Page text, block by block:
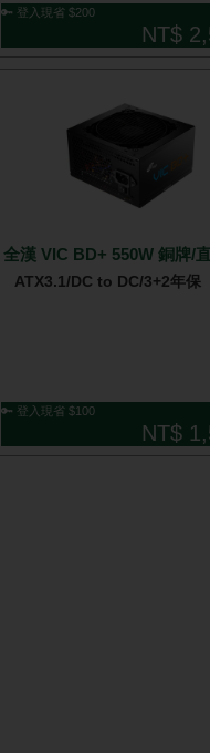
🔑 登入現省 $200
NT$
全漢 VIC BD+ 550W 銅牌/
ATX3.1/DC to DC/3+2年保
🔑 登入現省 $100
NT$